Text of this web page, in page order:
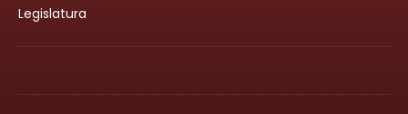
Legislatura